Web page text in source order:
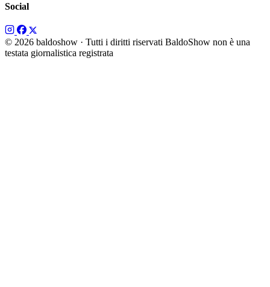
Social
© 2026 baldoshow · Tutti i diritti riservati BaldoShow non è una
testata giornalistica registrata